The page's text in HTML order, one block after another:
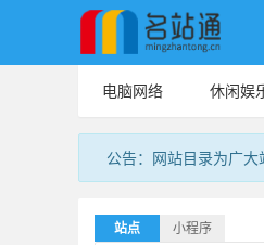
电脑网络 休闲娱
公告：网站目录为广
站点 小程序